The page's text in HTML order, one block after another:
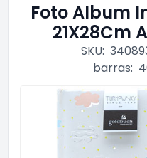
Foto Album
21X28Cm
SKU:
barras: